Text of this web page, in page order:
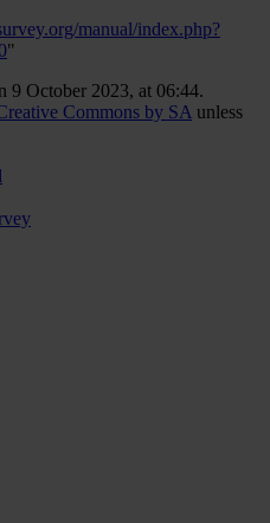
manual/index.php?
"
9 October 2023, at 06:44.
Commons by SA unless